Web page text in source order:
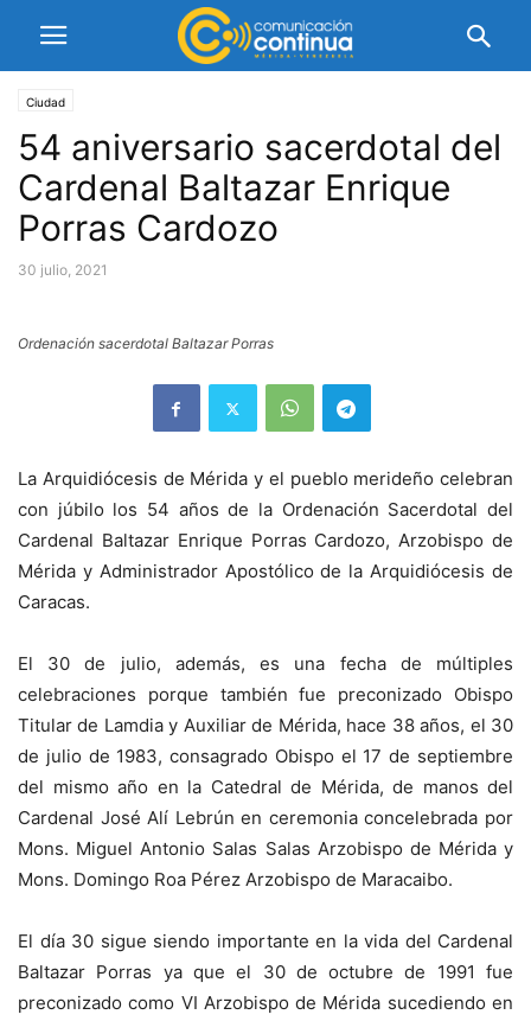
Ciudad
54 aniversario sacerdotal del
Cardenal Baltazar Enrique
Porras Cardozo
30 julio, 2021
Ordenación sacerdotal Baltazar Porras
La Arquidiócesis de Mérida y el pueblo merideño celebran
con júbilo los 54 años de la Ordenación Sacerdotal del
Cardenal Baltazar Enrique Porras Cardozo, Arzobispo de
Mérida y Administrador Apostólico de la Arquidiócesis de
Caracas.
El 30 de julio, además, es una fecha de múltiples
celebraciones porque también fue preconizado Obispo
Titular de Lamdia y Auxiliar de Mérida, hace 38 años, el 30
de julio de 1983, consagrado Obispo el 17 de septiembre
del mismo año en la Catedral de Mérida, de manos del
Cardenal José Alí Lebrún en ceremonia concelebrada por
Mons. Miguel Antonio Salas Salas Arzobispo de Mérida y
Mons. Domingo Roa Pérez Arzobispo de Maracaibo.
El día 30 sigue siendo importante en la vida del Cardenal
Baltazar Porras ya que el 30 de octubre de 1991 fue
preconizado como VI Arzobispo de Mérida sucediendo en